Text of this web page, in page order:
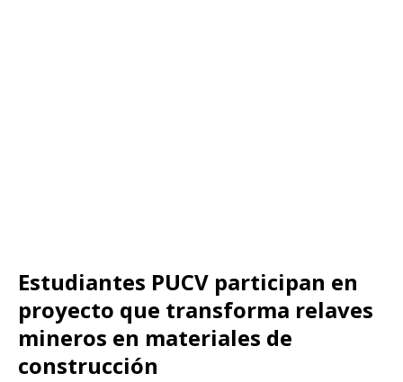
Estudiantes PUCV participan en
proyecto que transforma relaves
mineros en materiales de
construcción